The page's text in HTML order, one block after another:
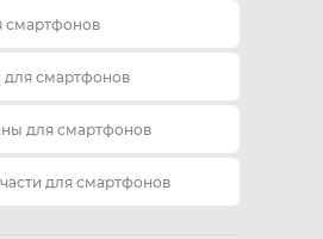
смартфонов
для смартфонов
для смартфонов
для смартфонов